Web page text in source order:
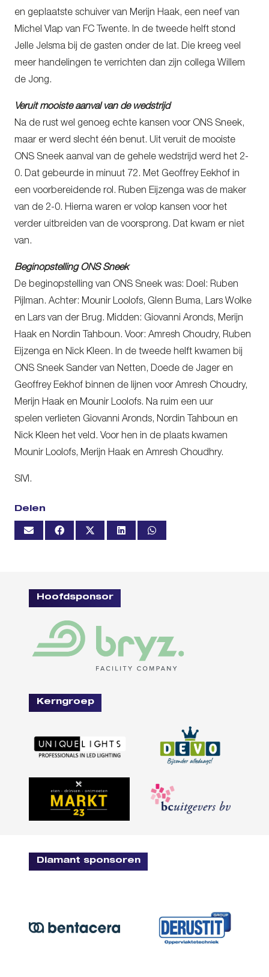
en geplaatste schuiver van Merijn Haak, een neef van
Michel Vlap van FC Twente. In de tweede helft stond
Jelle Jelsma bij de gasten onder de lat. Die kreeg veel
meer handelingen te verrichten dan zijn collega Willem
de Jong.
Veruit mooiste aanval van de wedstrijd
Na de rust wel genoeg echte kansen voor ONS Sneek,
maar er werd slecht één benut. Uit veruit de mooiste
ONS Sneek aanval van de gehele wedstrijd werd het 2-
0. Dat gebeurde in minuut 72. Met Geoffrey Eekhof in
een voorbereidende rol. Ruben Eijzenga was de maker
van de 2-0. Hierna waren er volop kansen voor het
verder uitbreiden van de voorsprong. Dat kwam er niet
van.
Beginopstelling ONS Sneek
De beginopstelling van ONS Sneek was: Doel: Ruben
Pijlman. Achter: Mounir Loolofs, Glenn Buma, Lars Wolke
en Lars van der Brug. Midden: Giovanni Aronds, Merijn
Haak en Nordin Tahboun. Voor: Amresh Choudry, Ruben
Eijzenga en Nick Kleen. In de tweede helft kwamen bij
ONS Sneek Sander van Netten, Doede de Jager en
Geoffrey Eekhof binnen de lijnen voor Amresh Choudry,
Merijn Haak en Mounir Loolofs. Na ruim een uur
spelen verlieten Giovanni Aronds, Nordin Tahboun en
Nick Kleen het veld. Voor hen in de plaats kwamen
Mounir Loolofs, Merijn Haak en Amresh Choudhry.
SIVI.
Delen
Hoofdsponsor
Kerngroep
Diamant sponsoren